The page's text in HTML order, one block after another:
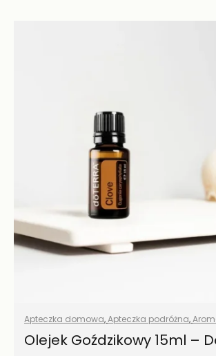
Apteczka domowa,Apteczka podróżna,
domu ,Olejki eteryczne naturalne ,Wszystkie
Olejek Goździkowy 15ml –